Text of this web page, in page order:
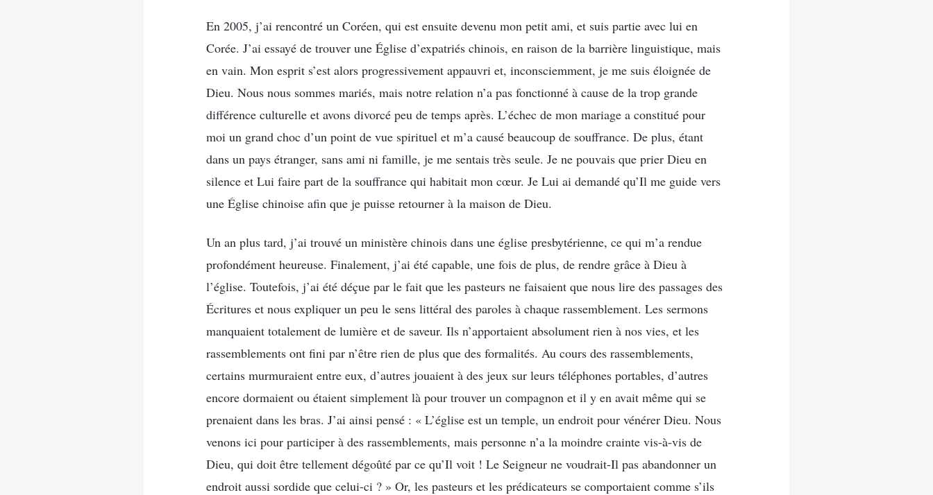
En 2005, j’ai rencontré un Coréen, qui est ensuite devenu mon petit ami, et suis partie avec lui en
Corée. J’ai essayé de trouver une Église d’expatriés chinois, en raison de la barrière linguistique, mais
en vain. Mon esprit s’est alors progressivement appauvri et, inconsciemment, je me suis éloignée de
Dieu. Nous nous sommes mariés, mais notre relation n’a pas fonctionné à cause de la trop grande
différence culturelle et avons divorcé peu de temps après. L’échec de mon mariage a constitué pour
moi un grand choc d’un point de vue spirituel et m’a causé beaucoup de souffrance. De plus, étant
dans un pays étranger, sans ami ni famille, je me sentais très seule. Je ne pouvais que prier Dieu en
silence et Lui faire part de la souffrance qui habitait mon cœur. Je Lui ai demandé qu’Il me guide vers
une Église chinoise afin que je puisse retourner à la maison de Dieu.
Un an plus tard, j’ai trouvé un ministère chinois dans une église presbytérienne, ce qui m’a rendue
profondément heureuse. Finalement, j’ai été capable, une fois de plus, de rendre grâce à Dieu à
l’église. Toutefois, j’ai été déçue par le fait que les pasteurs ne faisaient que nous lire des passages des
Écritures et nous expliquer un peu le sens littéral des paroles à chaque rassemblement. Les sermons
manquaient totalement de lumière et de saveur. Ils n’apportaient absolument rien à nos vies, et les
rassemblements ont fini par n’être rien de plus que des formalités. Au cours des rassemblements,
certains murmuraient entre eux, d’autres jouaient à des jeux sur leurs téléphones portables, d’autres
encore dormaient ou étaient simplement là pour trouver un compagnon et il y en avait même qui se
prenaient dans les bras. J’ai ainsi pensé : « L’église est un temple, un endroit pour vénérer Dieu. Nous
venons ici pour participer à des rassemblements, mais personne n’a la moindre crainte vis-à-vis de
Dieu, qui doit être tellement dégoûté par ce qu’Il voit ! Le Seigneur ne voudrait-Il pas abandonner un
endroit aussi sordide que celui-ci ? » Or, les pasteurs et les prédicateurs se comportaient comme s’ils